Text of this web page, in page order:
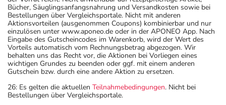
Bücher, Säuglingsanfangsnahrung und Versandkosten sowie bei
Bestellungen über Vergleichsportale. Nicht mit anderen
Aktionsvorteilen (ausgenommen Coupons) kombinierbar und nur
einzulösen unter www.aponeo.de oder in der APONEO App. Nach
Eingabe des Gutscheincodes im Warenkorb, wird der Wert des
Vorteils automatisch vom Rechnungsbetrag abgezogen. Wir
behalten uns das Recht vor, die Aktionen bei Vorliegen eines
wichtigen Grundes zu beenden oder ggf. mit einem anderen
Gutschein bzw. durch eine andere Aktion zu ersetzen.
26: Es gelten die aktuellen Teilnahmebedingungen. Nicht bei
Bestellungen über Vergleichsportale.